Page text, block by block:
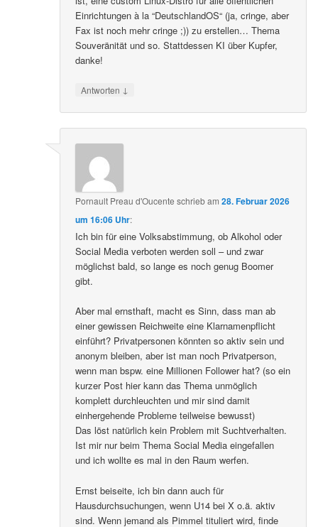
Einrichtungen à la “DeutschlandOS“ (ja, cringe, aber
Fax ist noch mehr cringe ;)) zu erstellen… Thema
Souveränität und so. Stattdessen KI über Kupfer,
danke!
Antworten ↓
Pornault Preau d'Oucente schriebam28. Februar 2026
um 16:06 Uhr:
Ich bin für eine Volksabstimmung, ob Alkohol oder
Social Media verboten werden soll – und zwar
möglichst bald, so lange es noch genug Boomer
gibt.
Aber mal ernsthaft, macht es Sinn, dass man ab
einer gewissen Reichweite eine Klarnamenpflicht
einführt? Privatpersonen könnten so aktiv sein und
anonym bleiben, aber ist man noch Privatperson,
wenn man bspw. eine Millionen Follower hat? (so ein
kurzer Post hier kann das Thema unmöglich
komplett durchleuchten und mir sind damit
einhergehende Probleme teilweise bewusst)
Das löst natürlich kein Problem mit Suchtverhalten.
Ist mir nur beim Thema Social Media eingefallen
und ich wollte es mal in den Raum werfen.
Ernst beiseite, ich bin dann auch für
Hausdurchsuchungen, wenn U14 bei X o.ä. aktiv
sind. Wenn jemand als Pimmel tituliert wird, finde